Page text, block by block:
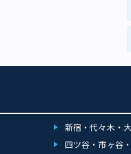
新宿・代々木・
四ツ谷・市ヶ谷